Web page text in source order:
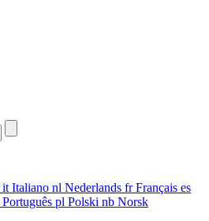
it Italiano nl Nederlands frFrançais es
Português pl Polski nb Norsk